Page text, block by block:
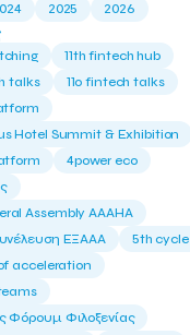
2025 2026
11th fintech hub
talks
11ο fintech talks
Hotel Summit & Exhibition
4power eco
Assembly AAAHA
ΕΞΑΑΑ
5th cycle
acceleration
Φόρουμ Φιλοξενίας